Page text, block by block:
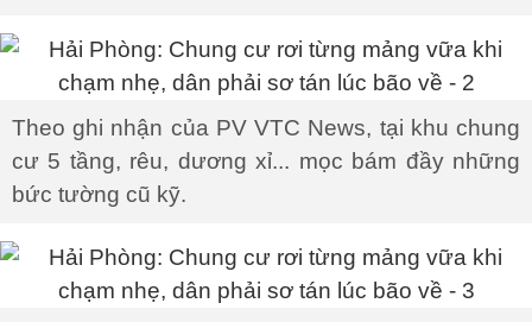
Theo ghi nhận của PV VTC News, tại khu chung
cư 5 tầng, rêu, dương xỉ... mọc bám đầy những
bức tường cũ kỹ.